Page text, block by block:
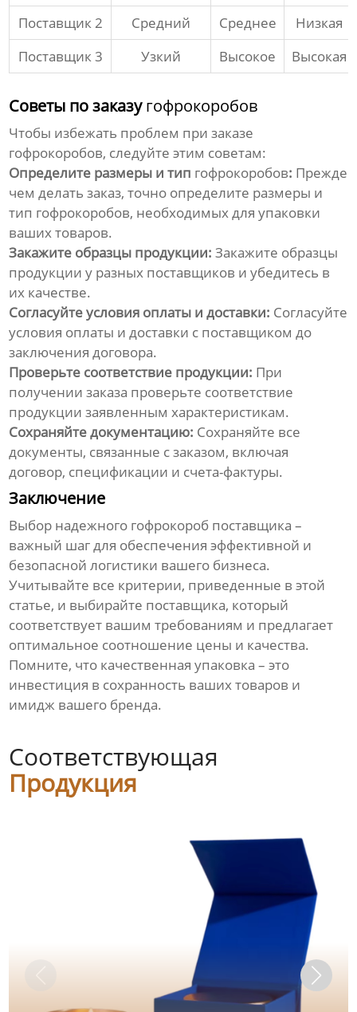
Поставщик 2 Средний Среднее
Низкая
Поставщик 3
Узкий Высокое Высокая
Советы по заказугофрокоробов
Чтобы избежать проблем при заказе
гофрокоробов, следуйте этим советам:
Определите размеры и тип гофрокоробов: Прежде
чем делать заказ, точно определите размеры и
тип гофрокоробов, необходимых для упаковки
ваших товаров.
Закажите образцы продукции: Закажите образцы
продукции у разных поставщиков и убедитесь в
их качестве.
Согласуйте условия оплаты и доставки: Согласуйте
условия оплаты и доставки с поставщиком до
заключения договора.
Проверьте соответствие продукции: При
получении заказа проверьте соответствие
продукции заявленным характеристикам.
Сохраняйте документацию: Сохраняйте все
документы, связанные с заказом, включая
договор, спецификации и счета-фактуры.
Заключение
Выбор надежного гофрокороб поставщика –
важный шаг для обеспечения эффективной и
безопасной логистики вашего бизнеса.
Учитывайте все критерии, приведенные в этой
статье, и выбирайте поставщика, который
соответствует вашим требованиям и предлагает
оптимальное соотношение цены и качества.
Помните, что качественная упаковка – это
инвестиция в сохранность ваших товаров и
имидж вашего бренда.
Соответствующая
Продукция